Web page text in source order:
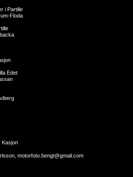
i Partille
Floda
Edet
Kasjon
motorfoto.bengt@gmail.com